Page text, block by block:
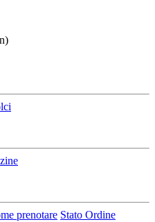
prenotare Stato Ordine